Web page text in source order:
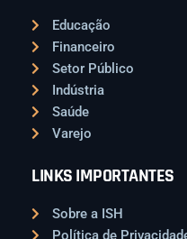
Educação
Financeiro
Setor Público
Indústria
Saúde
Varejo
LINKS IMPORTANTES
Sobre a ISH
Política de